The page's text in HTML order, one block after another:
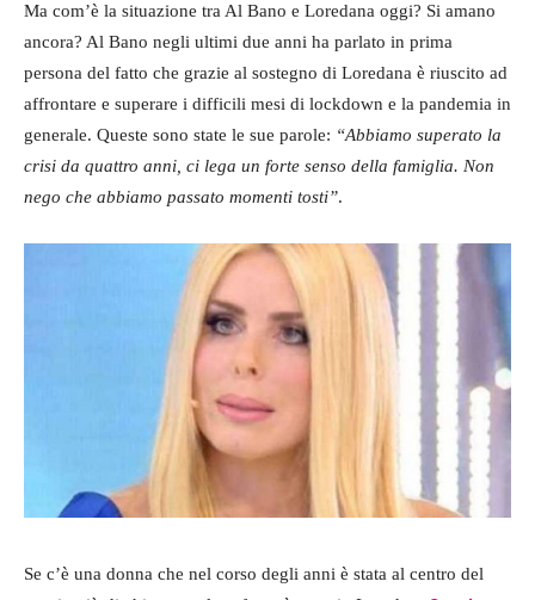
Ma com’è la situazione tra Al Bano e Loredana oggi? Si amano
ancora? Al Bano negli ultimi due anni ha parlato in prima
persona del fatto che grazie al sostegno di Loredana è riuscito ad
affrontare e superare i difficili mesi di lockdown e la pandemia in
generale. Queste sono state le sue parole: “Abbiamo superato la
crisi da quattro anni, ci lega un forte senso della famiglia. Non
nego che abbiamo passato momenti tosti”.
Se c’è una donna che nel corso degli anni è stata al centro del